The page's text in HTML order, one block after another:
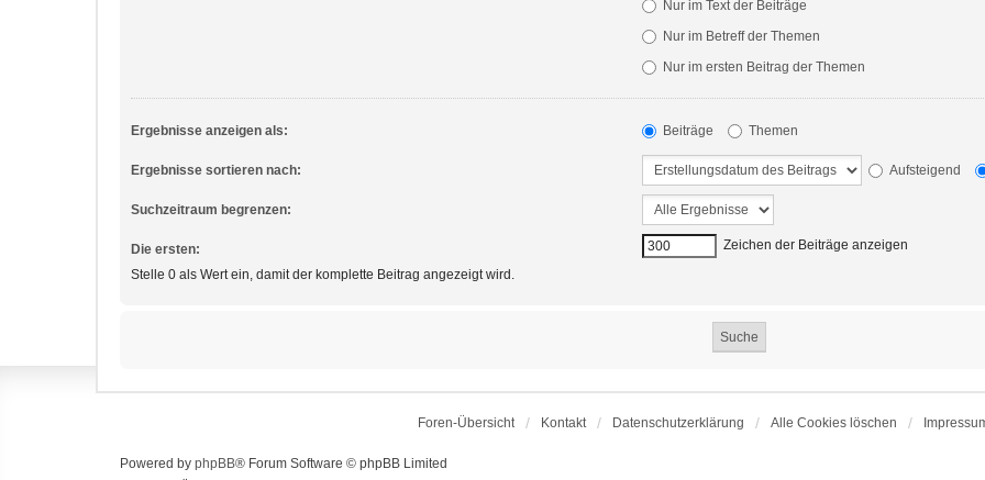
Nur im Text der Beiträge
Nur im Betreff der Themen
Nur im ersten Beitrag der Themen
Ergebnisse anzeigen als: Beiträge Themen
Ergebnisse sortieren nach: Aufsteigend
Suchzeitraum begrenzen:
Die ersten:
Stelle 0 als Wert ein, damit der komplette Beitrag angezeigt wird.
Zeichen der Beiträge anzeigen
Foren-Übersicht Kontakt Datenschutzerklärung Alle Cookies löschen
Powered by phpBB® Forum Software © phpBB Limited